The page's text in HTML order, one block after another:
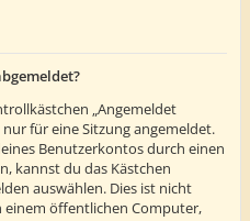
„Angemeldet
für eine Sitzung angemeldet.
Benutzerkontos durch einen
kannst du das Kästchen
auswählen. Dies ist nicht
öffentlichen Computer,